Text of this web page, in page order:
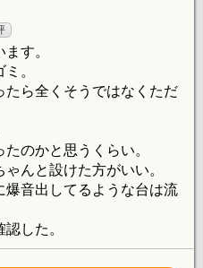
す。
。
ら全くそうではなくただ
のかと思うくらい。
んと設けた方がいい。
音出してるような台は流
した。